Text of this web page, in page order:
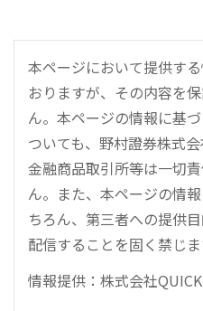
本ページにおいて提供す
おりますが、その内容を
ん。本ページの情報に基
ついても、野村證券株式
金融商品取引所等は一切
ん。また、本ページの情
ちろん、第三者への提供
配信することを固く禁じま
情報提供：株式会社QUICK